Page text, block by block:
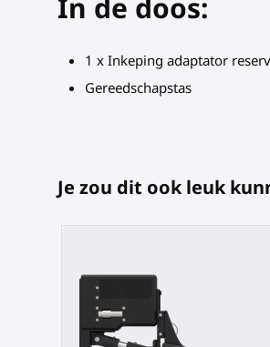
In de doos:
1 x Inkeping adaptator
Gereedschapstas
Je zou dit ook leuk